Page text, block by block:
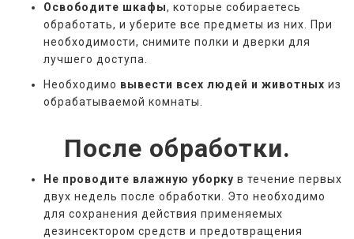
Освободите шкафы, которые собираетесь
обработать, и уберите все предметы из них. При
необходимости, снимите полки и дверки для
лучшего доступа.
Необходимо вывести всех людей и животных из
обрабатываемой комнаты.
После обработки.
Не проводите влажную уборку в течение первых
двух недель после обработки. Это необходимо
для сохранения действия применяемых
дезинсектором средств и предотвращения